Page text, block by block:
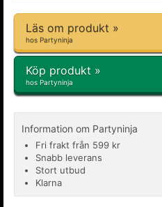
Läs om produkt »
hos Partyninja
Köp produkt »
hos Partyninja
Information om Partyninja
Fri frakt från 599 kr
Snabb leverans
Stort utbud
Klarna